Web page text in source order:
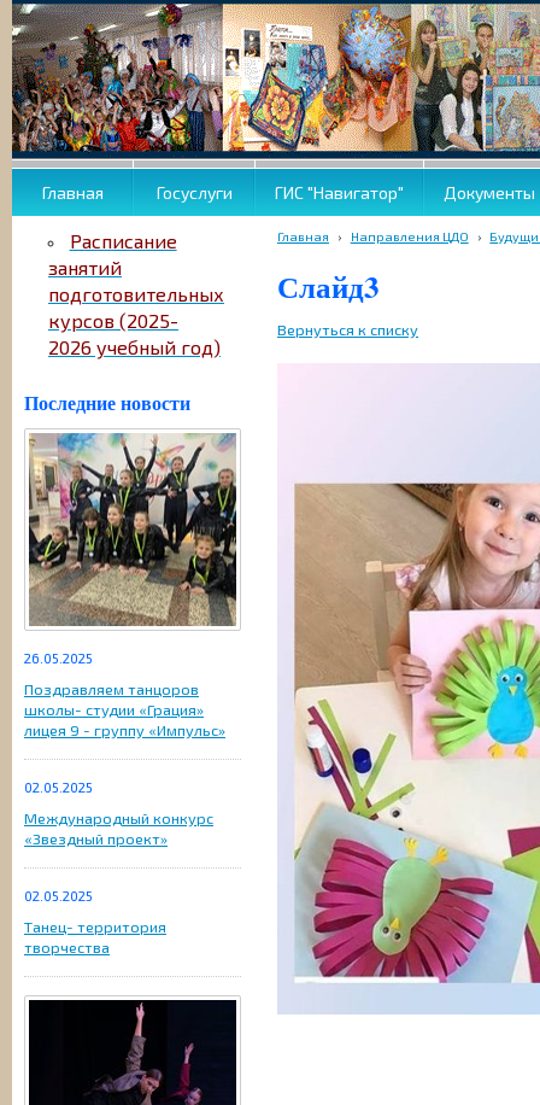
Главная Госуслуги ГИС "Навигатор" Документы
Расписание
занятий
подготовительных
курсов (2025-
2026 учебный год)
Последние новости
26.05.2025
Поздравляем танцоров
школы- студии «Грация»
лицея 9 - группу «Импульс»
02.05.2025
Международный конкурс
«Звездный проект»
02.05.2025
Танец- территория
творчества
Главная › Направления ЦДО ›
Слайд3
Вернуться к списку